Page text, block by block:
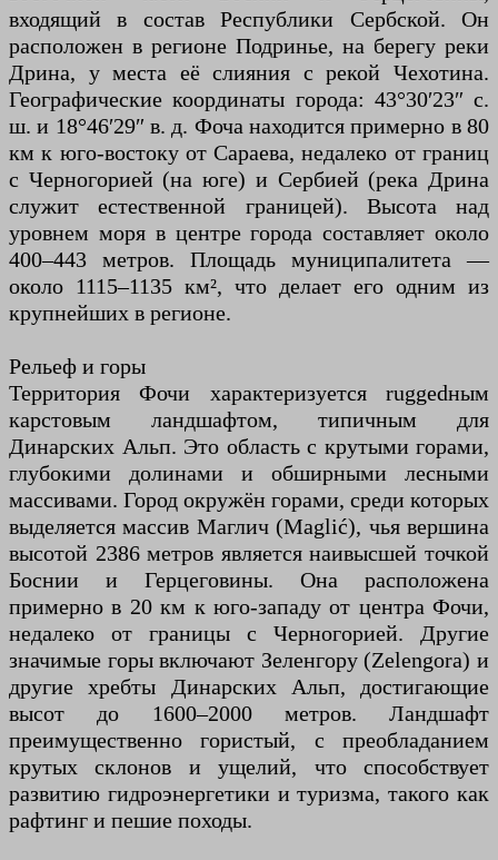
входящий в состав Республики Сербской. Он
расположен в регионе Подринье, на берегу реки
Дрина, у места её слияния с рекой Чехотина.
Географические координаты города: 43°30′23″ с.
ш. и 18°46′29″ в. д. Фоча находится примерно в 80
км к юго-востоку от Сараева, недалеко от границ
с Черногорией (на юге) и Сербией (река Дрина
служит естественной границей). Высота над
уровнем моря в центре города составляет около
400–443 метров. Площадь муниципалитета —
около 1115–1135 км², что делает его одним из
крупнейших в регионе.
Рельеф и горы
Территория Фочи характеризуется ruggedным
карстовым ландшафтом, типичным для
Динарских Альп. Это область с крутыми горами,
глубокими долинами и обширными лесными
массивами. Город окружён горами, среди которых
выделяется массив Маглич (Maglić), чья вершина
высотой 2386 метров является наивысшей точкой
Боснии и Герцеговины. Она расположена
примерно в 20 км к юго-западу от центра Фочи,
недалеко от границы с Черногорией. Другие
значимые горы включают Зеленгору (Zelengora) и
другие хребты Динарских Альп, достигающие
высот до 1600–2000 метров. Ландшафт
преимущественно гористый, с преобладанием
крутых склонов и ущелий, что способствует
развитию гидроэнергетики и туризма, такого как
рафтинг и пешие походы.